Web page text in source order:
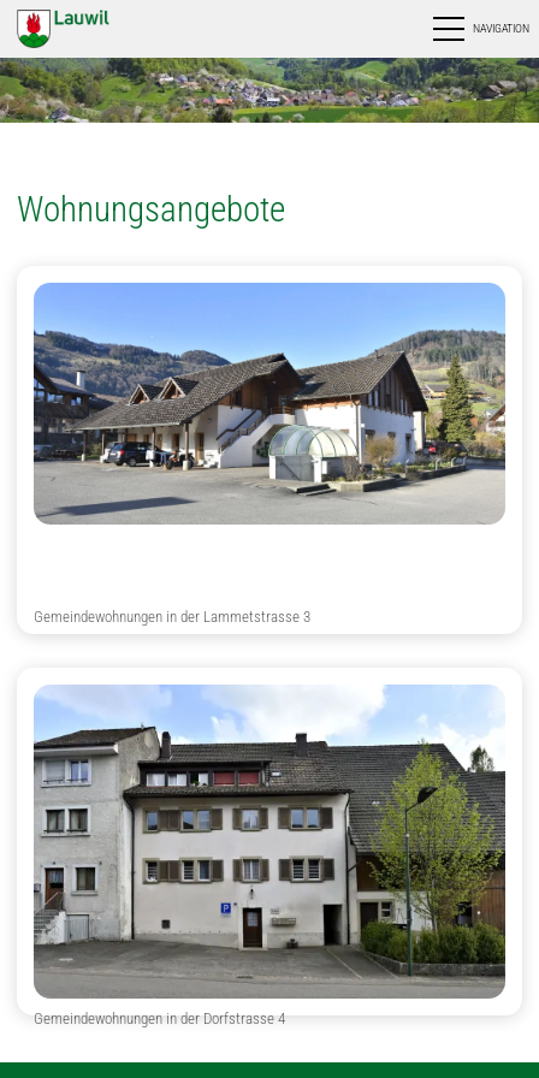
NAVIGATION
Wohnungsangebote
Gemeindewohnungen in der Lammetstrasse 3
Gemeindewohnungen in der Dorfstrasse 4